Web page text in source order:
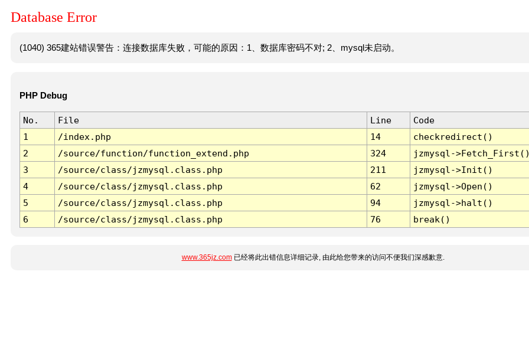
Database Error
(1040) 365建站错误警告：连接数据库失败，可能的原因：1、数据库密码不对; 2、mysql未启动。
PHP Debug
No. File Line
Code
1
/index.php 14
checkredirect()
2
/source/function/function_extend.php 324
jzmysql-
3
/source/class/jzmysql.class.php 211
jzmysql->Init()
4
/source/class/jzmysql.class.php 62
jzmysql->Open()
5
/source/class/jzmysql.class.php 94
jzmysql->halt()
6
/source/class/jzmysql.class.php 76 break()
www.365jz.com已经将此出错信息详细记录, 由此给您带来的访问不便我们深感歉意.